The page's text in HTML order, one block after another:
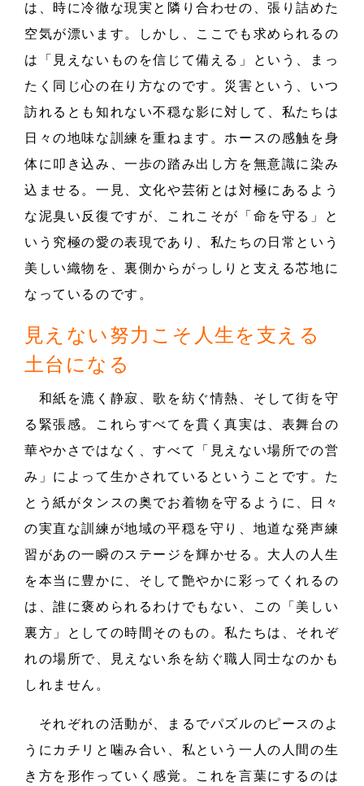
は、時に冷徹な現実と隣り合わせの、張り詰めた
空気が漂います。しかし、ここでも求められるの
は「見えないものを信じて備える」という、まっ
たく同じ心の在り方なのです。災害という、いつ
訪れるとも知れない不穏な影に対して、私たちは
日々の地味な訓練を重ねます。ホースの感触を身
体に叩き込み、一歩の踏み出し方を無意識に染み
込ませる。一見、文化や芸術とは対極にあるよう
な泥臭い反復ですが、これこそが「命を守る」と
いう究極の愛の表現であり、私たちの日常という
美しい織物を、裏側からがっしりと支える芯地に
なっているのです。
見えない努力こそ人生を支える
土台になる
和紙を漉く静寂、歌を紡ぐ情熱、そして街を守
る緊張感。これらすべてを貫く真実は、表舞台の
華やかさではなく、すべて「見えない場所での営
み」によって生かされているということです。た
とう紙がタンスの奥でお着物を守るように、日々
の実直な訓練が地域の平穏を守り、地道な発声練
習があの一瞬のステージを輝かせる。大人の人生
を本当に豊かに、そして艶やかに彩ってくれるの
は、誰に褒められるわけでもない、この「美しい
裏方」としての時間そのもの。私たちは、それぞ
れの場所で、見えない糸を紡ぐ職人同士なのかも
しれません。
それぞれの活動が、まるでパズルのピースのよ
うにカチリと噛み合い、私という一人の人間の生
き方を形作っていく感覚。これを言葉にするのは